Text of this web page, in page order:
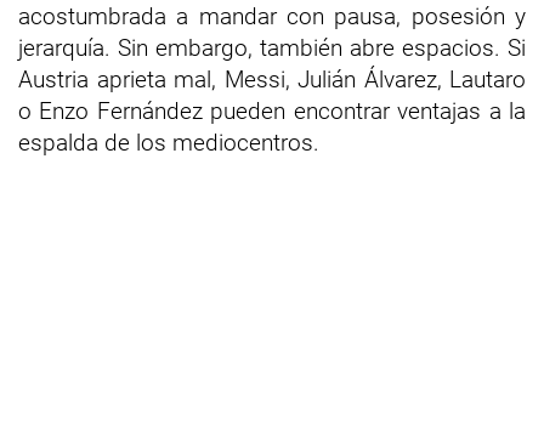
acostumbrada a mandar con pausa, posesión y
jerarquía. Sin embargo, también abre espacios. Si
Austria aprieta mal, Messi, Julián Álvarez, Lautaro
o Enzo Fernández pueden encontrar ventajas a la
espalda de los mediocentros.